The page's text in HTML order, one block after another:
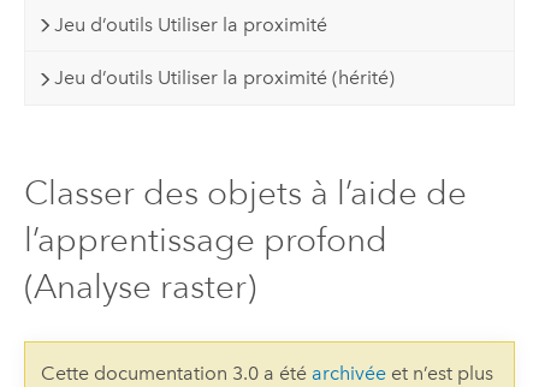
Jeu d’outils Utiliser la proximité
Jeu d’outils Utiliser la proximité (hérité)
Classer des objets à l’aide de
l’apprentissage profond
(Analyse raster)
Cette documentation 3.0 a été archivéeet n’est plus